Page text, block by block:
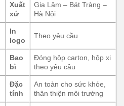
Xuất
xứ
Gia Lâm – Bát Tràng –
Hà Nội
In
logo
Theo yêu cầu
Bao
bì
Đóng hộp carton, hộp xi
theo yêu cầu
Đặc
tính
An toàn cho sức khỏe,
thân thiện môi trường